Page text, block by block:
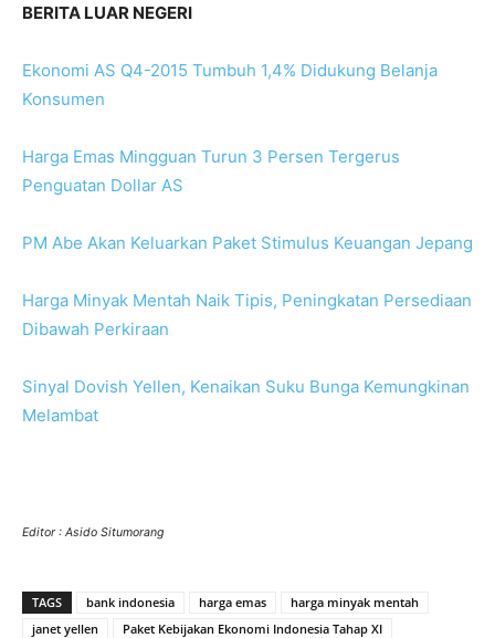
BERITA LUAR NEGERI
Ekonomi AS Q4-2015 Tumbuh 1,4% Didukung Belanja
Konsumen
Harga Emas Mingguan Turun 3 Persen Tergerus
Penguatan Dollar AS
PM Abe Akan Keluarkan Paket Stimulus Keuangan Jepang
Harga Minyak Mentah Naik Tipis, Peningkatan Persediaan
Dibawah Perkiraan
Sinyal Dovish Yellen, Kenaikan Suku Bunga Kemungkinan
Melambat
Editor : Asido Situmorang
TAGS bank indonesia harga emas
harga minyak mentah
janet yellen
Paket Kebijakan Ekonomi Indonesia Tahap XI